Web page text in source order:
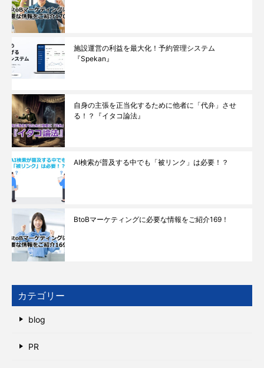
施設運営の利益を最大化！予約管理システム
『Spekan』
自身の主張を正当化するために他者に「代弁」させ
る！？『イタコ論法』
AI検索が普及する中でも「被リンク」は必要！？
BtoBマーケティングに必要な情報をご紹介169！
カテゴリー
blog
PR